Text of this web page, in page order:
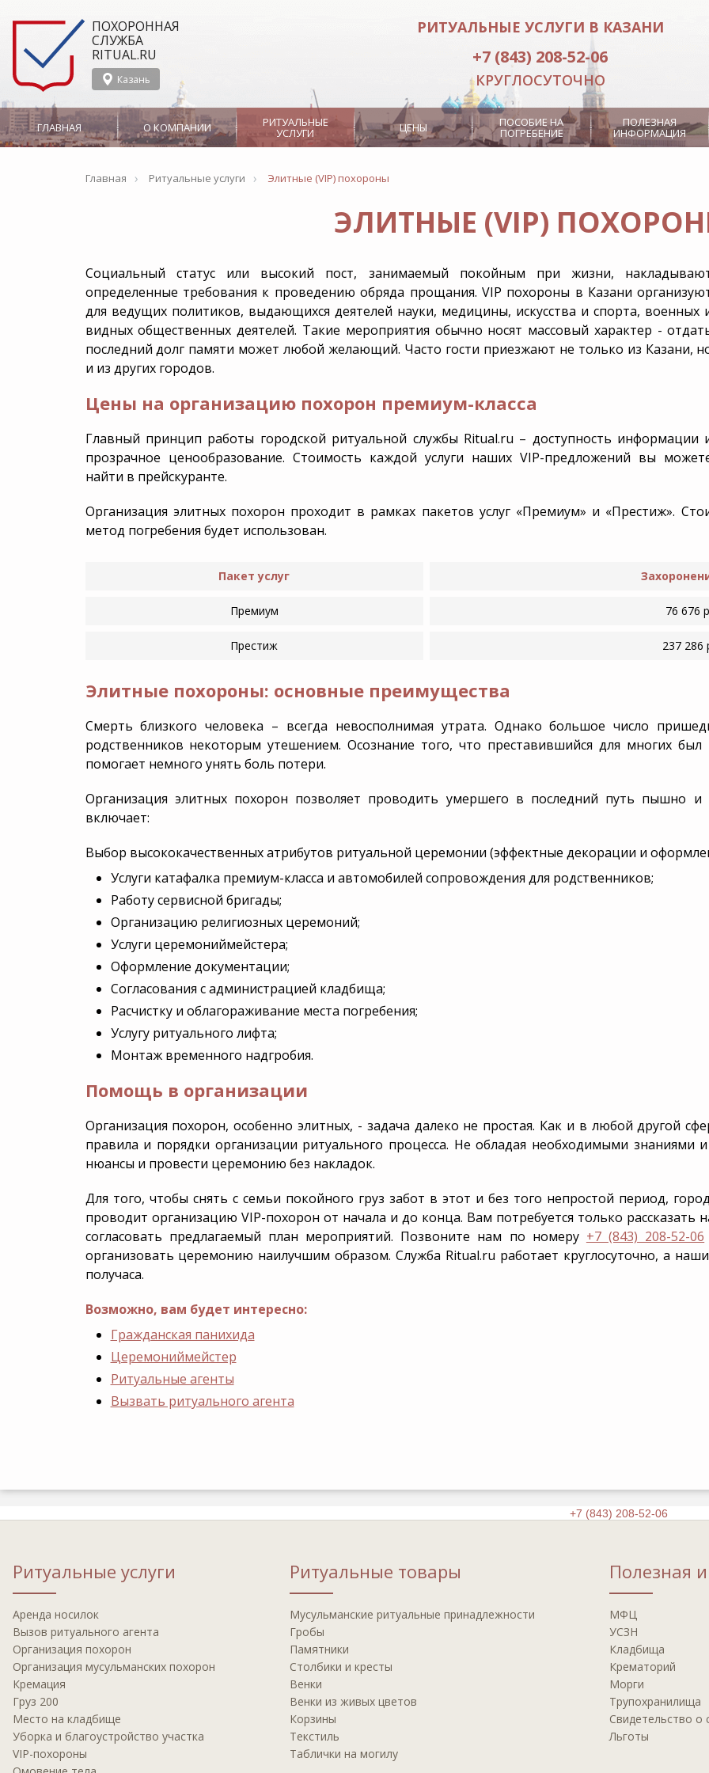
ПОХОРОННАЯ
СЛУЖБА
RITUAL.RU
Казань
РИТУАЛЬНЫЕ УСЛУГИ В КАЗАНИ
+7 (843) 208-52-06
КРУГЛОСУТОЧНО
ГЛАВНАЯ О КОМПАНИИ
О службе Ritual.ru в
Сотрудничество
Производство
Группа Компаний
РИТУАЛЬНЫЕ
УСЛУГИ
Организация
Эвакуация тела в морг
Бальзамирование
Гражданская панихида
мусульманских похорон
Омовение тела
Оркестр
Груз 200 Катафалк Место на кладбище
Дезинфекция Дополнительная
Перезахоронение Эксгумация Уборка и
ЦЕНЫ ПОСОБИЕ НА
ПОГРЕБЕНИЕ
ПОЛЕЗНАЯ
ИНФОРМАЦИЯ
Главная › Ритуальные услуги › Элитные (VIP) похороны
ЭЛИТНЫЕ (VIP)
Социальный статус или высокий пост, занимаемый покойным при жизни,
определенные требования к проведению обряда прощания. VIP похороны в Казани
для ведущих политиков, выдающихся деятелей науки, медицины, искусства и спорта, военных
видных общественных деятелей. Такие мероприятия обычно носят массовый характер -
последний долг памяти может любой желающий. Часто гости приезжают не только из Казани,
и из других городов.
Цены на организацию похорон премиум-класса
Главный принцип работы городской ритуальной службы Ritual.ru – доступность информации
прозрачное ценообразование. Стоимость каждой услуги наших VIP-предложений вы
найти в прейскуранте.
Организация элитных похорон проходит в рамках пакетов услуг «Премиум» и «Престиж».
метод погребения будет использован.
Пакет услуг
Премиум 76 676
Престиж 237 286
Элитные похороны: основные преимущества
Смерть близкого человека – всегда невосполнимая утрата. Однако большое число
родственников некоторым утешением. Осознание того, что преставившийся для многих
помогает немного унять боль потери.
Организация элитных похорон позволяет проводить умершего в последний путь пышно и
включает:
Выбор высококачественных атрибутов ритуальной церемонии (эффектные декорации и
Услуги катафалка премиум-класса и автомобилей сопровождения для родственников;
Работу сервисной бригады;
Организацию религиозных церемоний;
Услуги церемониймейстера;
Оформление документации;
Согласования с администрацией кладбища;
Расчистку и облагораживание места погребения;
Услугу ритуального лифта;
Монтаж временного надгробия.
Помощь в организации
Организация похорон, особенно элитных, - задача далеко не простая. Как и в любой другой
правила и порядки организации ритуального процесса. Не обладая необходимыми знаниями
нюансы и провести церемонию без накладок.
Для того, чтобы снять с семьи покойного груз забот в этот и без того непростой период,
проводит организацию VIP-похорон от начала и до конца. Вам потребуется только рассказать
согласовать предлагаемый план мероприятий. Позвоните нам по номеру +7 (843) 208-52-06
организовать церемонию наилучшим образом. Служба Ritual.ru работает круглосуточно, а
получаса.
Возможно, вам будет интересно:
Гражданская панихида
Церемониймейстер
Ритуальные агенты
Вызвать ритуального агента
+7 (843) 208-52-06
Ритуальные услуги
Аренда носилок
Вызов ритуального агента
Организация похорон
Организация мусульманских похорон
Кремация
Груз 200
Место на кладбище
Уборка и благоустройство участка
VIP-похороны
Ритуальные товары
Мусульманские ритуальные принадлежности
Гробы
Памятники
Столбики и кресты
Венки
Венки из живых цветов
Корзины
Текстиль
Таблички на могилу
Полезная
МФЦ
УСЗН
Кладбища
Крематорий
Морги
Трупохранилища
Свидетельство о
Льготы